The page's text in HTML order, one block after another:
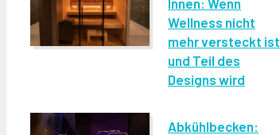
Innen: Wenn
Wellness nicht
mehr versteckt ist
und Teil des
Designs wird
Abkühlbecken: